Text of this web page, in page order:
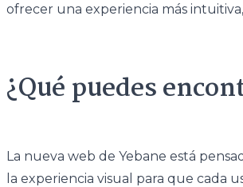
ofrecer una experiencia más
¿Qué puedes
La nueva web de Yebane está
la experiencia visual para que cada